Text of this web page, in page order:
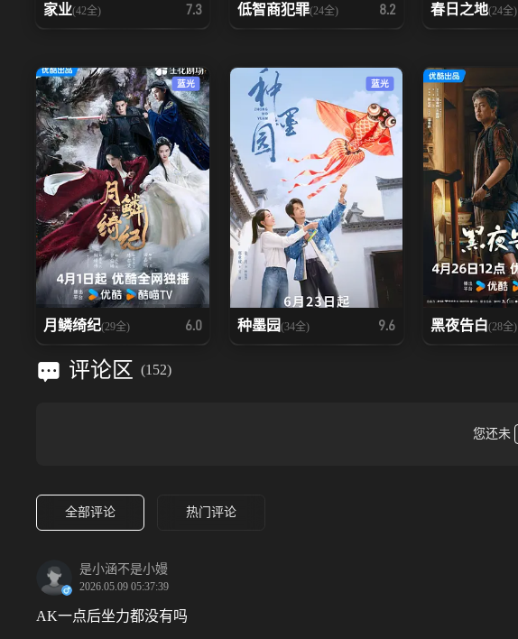
家业(42全) 7.3 低智商犯罪(24全) 8.2 春日之地(24全)
蓝光
月鳞绮纪(29全) 6.0
蓝光
种墨园(34全) 9.6 黑夜告白(28全)
评论区 (152)
您还未
全部评论 热门评论
是小涵不是小嫚
2026.05.09 05:37:39
AK一点后坐力都没有吗